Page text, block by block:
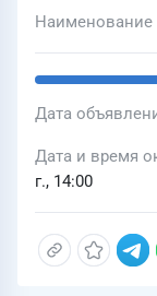
Дата
Дата и время
г., 14:00